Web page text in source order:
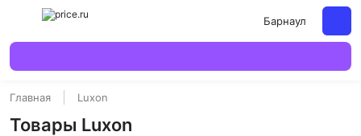
Барнаул
Главная Luxon
Товары Luxon